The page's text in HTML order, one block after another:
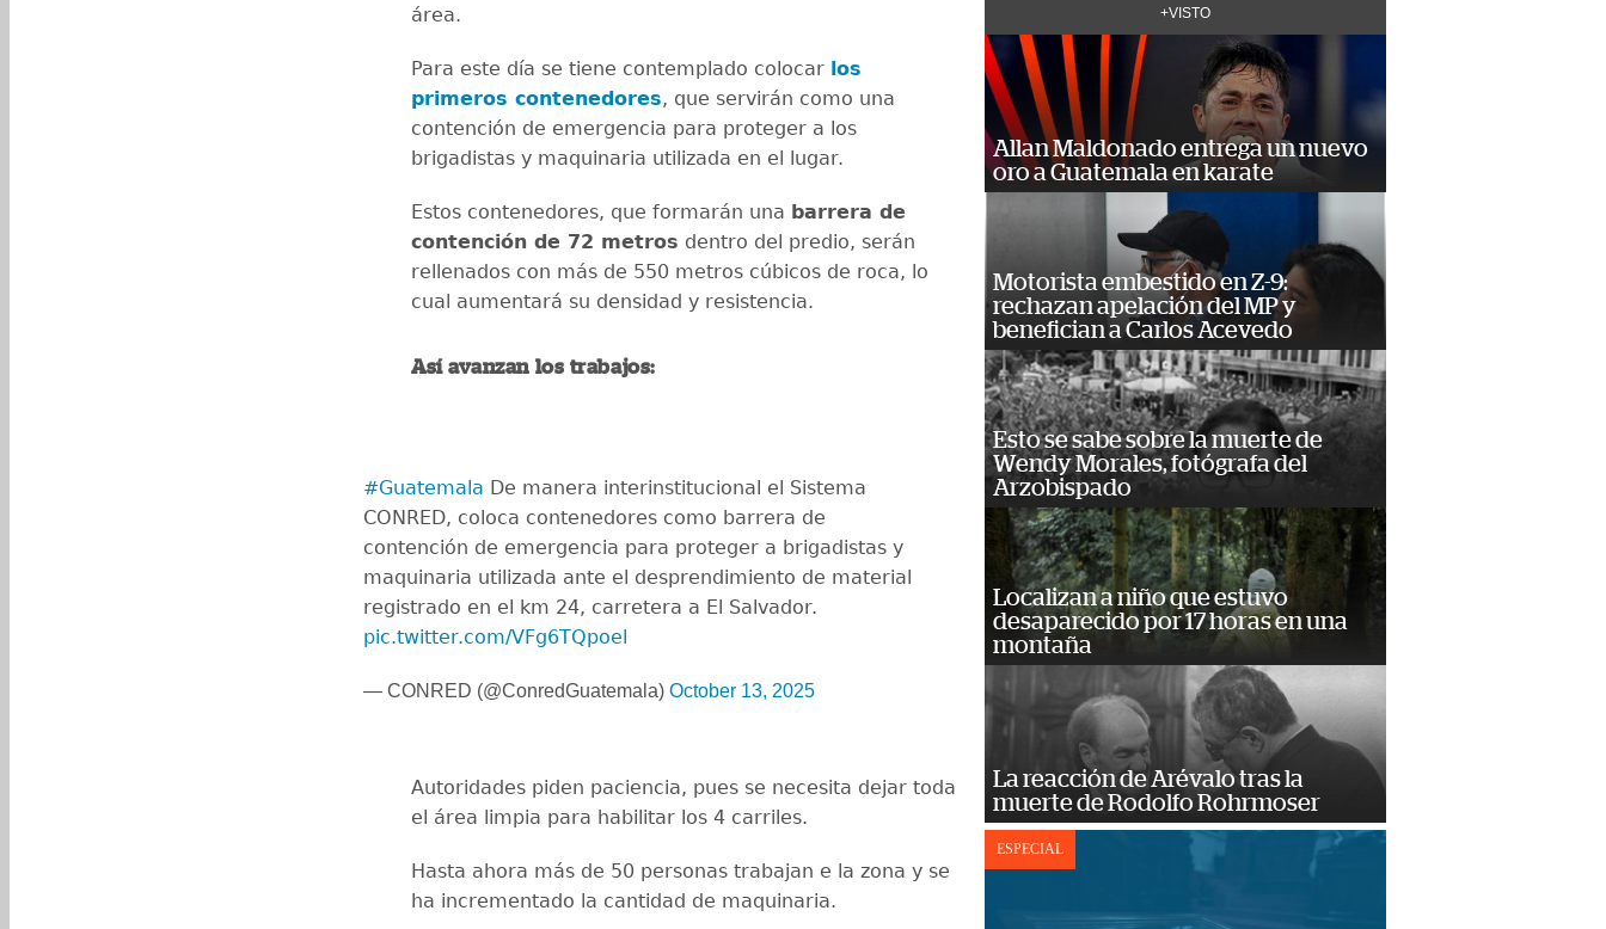
área.
Para este día se tiene contemplado colocar los
primeros contenedores, que servirán como una
contención de emergencia para proteger a los
brigadistas y maquinaria utilizada en el lugar.
Estos contenedores, que formarán una barrera de
contención de 72 metros dentro del predio, serán
rellenados con más de 550 metros cúbicos de roca, lo
cual aumentará su densidad y resistencia.
Así avanzan los trabajos:
#Guatemala De manera interinstitucional el Sistema
CONRED, coloca contenedores como barrera de
contención de emergencia para proteger a brigadistas y
maquinaria utilizada ante el desprendimiento de material
registrado en el km 24, carretera a El Salvador.
pic.twitter.com/VFg6TQpoel
— CONRED (@ConredGuatemala) October 13, 2025
Autoridades piden paciencia, pues se necesita dejar toda
el área limpia para habilitar los 4 carriles.
Hasta ahora más de 50 personas trabajan e la zona y se
ha incrementado la cantidad de maquinaria.
+VISTO
Allan Maldonado entrega un nuevo
oro a Guatemala en karate
Motorista embestido en Z-9:
rechazan apelación del MP y
benefician a Carlos Acevedo
Esto se sabe sobre la muerte de
Wendy Morales, fotógrafa del
Arzobispado
Localizan a niño que estuvo
desaparecido por 17 horas en una
montaña
La reacción de Arévalo tras la
muerte de Rodolfo Rohrmoser
ESPECIAL